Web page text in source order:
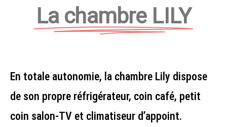
La chambre LILY
En totale autonomie, la chambre Lily dispose
de son propre réfrigérateur, coin café, petit
coin salon-TV et climatiseur d’appoint.